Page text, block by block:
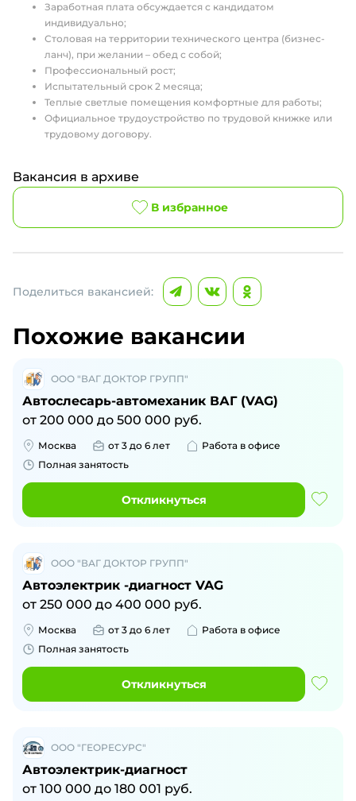
Заработная плата обсуждается с кандидатом
индивидуально;
Столовая на территории технического центра (бизнес-
ланч), при желании – обед с собой;
Профессиональный рост;
Испытательный срок 2 месяца;
Теплые светлые помещения комфортные для работы;
Официальное трудоустройство по трудовой книжке или
трудовому договору.
Вакансия в архиве
В избранное
Поделиться вакансией:
Похожие вакансии
ООО "ВАГ ДОКТОР ГРУПП"
Автослесарь-автомеханик ВАГ (VAG)
от 200 000 до 500 000 руб.
Москва от 3 до 6 лет
Работа в офисе
Полная занятость
Откликнуться
ООО "ВАГ ДОКТОР ГРУПП"
Автоэлектрик -диагност VAG
от 250 000 до 400 000 руб.
Москва от 3 до 6 лет
Работа в офисе
Полная занятость
Откликнуться
ООО "ГЕОРЕСУРС"
Автоэлектрик-диагност
от 100 000 до 180 001 руб.